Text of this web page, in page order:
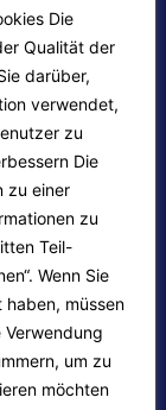
Die
Qualität der
darüber,
verwendet,
zu
Die
zu einer
zu
Teil-
Wenn Sie
müssen
um zu
möchten